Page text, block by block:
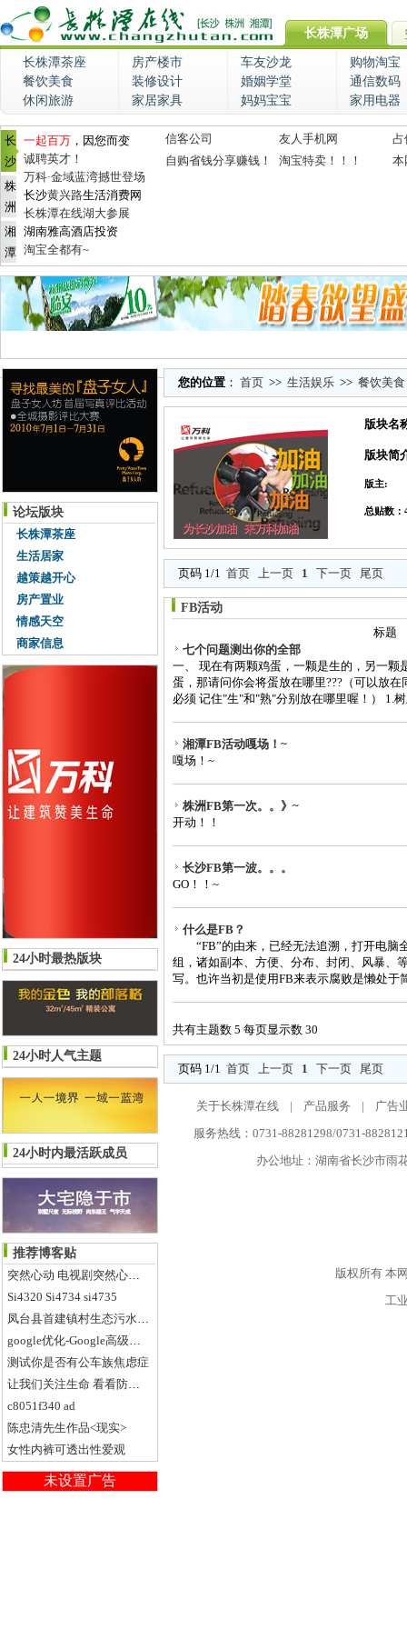
长株潭广场
长株潭茶座 房产楼市 车友沙龙
购物淘宝
餐饮美食
装修设计 婚姻学堂
通信数码
休闲旅游
家居家具 妈妈宝宝 家用电器
长
沙
株
洲
湘
潭
一起百万 ，因您而变
诚聘英才！
万科·金域蓝湾撼世登场
长沙黄兴路生活消费网
长株潭在线湖大参展
湖南雅高酒店投资
淘宝全都有~
信客公司 友人手机网
占
自购省钱分享赚钱！
淘宝特卖！！！ 本
论坛版块
长株潭茶座
生活居家
越策越开心
房产置业
情感天空
商家信息
24小时最热版块
24小时人气主题
24小时内最活跃成员
推荐博客贴
突然心动 电视剧突然心动观看
Si4320 Si4734 si4735
凤台县首建镇村生态污水处理厂
google优化-Google高级搜索语法5点
测试你是否有公车族焦虑症
让我们关注生命 看看防火门质量
c8051f340 ad
陈忠清先生作品<现实>
女性内裤可透出性爱观
未设置广告
您的位置 ： 首页 >> 生活娱乐 >> 餐饮美食
版块名
版块简
版主:
总贴数：
页码 1/1 首页 上一页 1 下一页 尾页
FB活动
标题
七个问题测出你的全部
一、 现在有两颗鸡蛋，一颗是生的，另一颗
蛋，那请问你会将蛋放在哪里???（可以放
必须 记住"生"和"熟"分别放在哪里喔！） 1.树
湘潭FB活动嘎场！~
嘎场！~
株洲FB第一次。。》~
开动！！
长沙FB第一波。。。
GO！！~
什么是FB？
“FB”的由来，已经无法追溯，打开电脑
组，诸如副本、方便、分布、封闭、风暴、
写。也许当初是使用FB来表示腐败是懒处于
共有主题数 5 每页显示数 30
页码 1/1 首页 上一页 1 下一页 尾页
关于长株潭在线 | 产品服务 |
广告
服务热线：0731-88281298/0731-
办公地址：湖南省长沙市雨
版权所有 本
工